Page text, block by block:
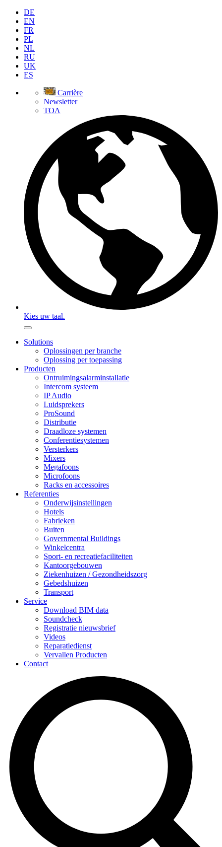
DE
EN
FR
PL
NL
RU
UK
ES
Carrière
Newsletter
TOA
Kies uw taal.
Solutions
Oplossingen per branche
Oplossing per toepassing
Producten
Ontruimingsalarminstallatie
Intercom systeem
IP Audio
Luidsprekers
ProSound
Distributie
Draadloze systemen
Conferentiesystemen
Versterkers
Mixers
Megafoons
Microfoons
Racks en accessoires
Referenties
Onderwijsinstellingen
Hotels
Fabrieken
Buiten
Governmental Buildings
Winkelcentra
Sport- en recreatiefaciliteiten
Kantoorgebouwen
Ziekenhuizen / Gezondheidszorg
Gebedshuizen
Transport
Service
Download BIM data
Soundcheck
Registratie nieuwsbrief
Videos
Reparatiedienst
Vervallen Producten
Contact